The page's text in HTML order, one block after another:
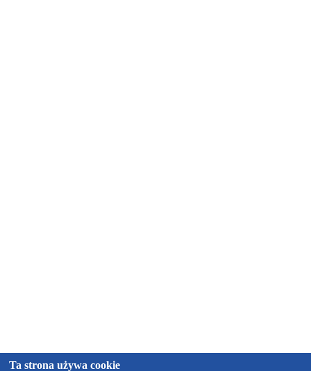
Ta strona używa cookie